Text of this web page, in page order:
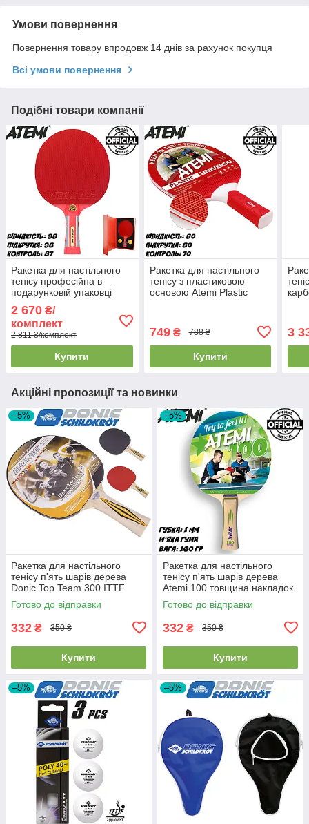
Умови повернення
Повернення товару впродовж 14 днів за рахунок покупця
Всі умови повернення
Подібні товари компанії
Ракетка для настільного
тенісу професійна в
подарунковій упаковці
ракетка 2 м'ячики
2 670 ₴/
комплект
2 811 ₴/комплект
Купити
Ракетка для настільного
тенісу з пластиковою
основою Atemi Plastic
749₴ 788 ₴
Купити
3
Акційні пропозиції та новинки
–5%
Ракетка для настільного
тенісу п'ять шарів дерева
Donic Top Team 300 ITTF
товщина накладки 1,0 мм
Готово до відправки
332 ₴ 350 ₴
Купити
–5%
Ракетка для настільного
тенісу п'ять шарів дерева
Atemi 100 товщина накладок
1 мм
Готово до відправки
332 ₴ 350 ₴
Купити
–5% –5%